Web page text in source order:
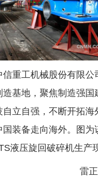
信重工机械股份有限公
基地，聚焦制造强国
立自强，不断开拓海
装备走向海外。图为
液压旋回破碎机生产
雷